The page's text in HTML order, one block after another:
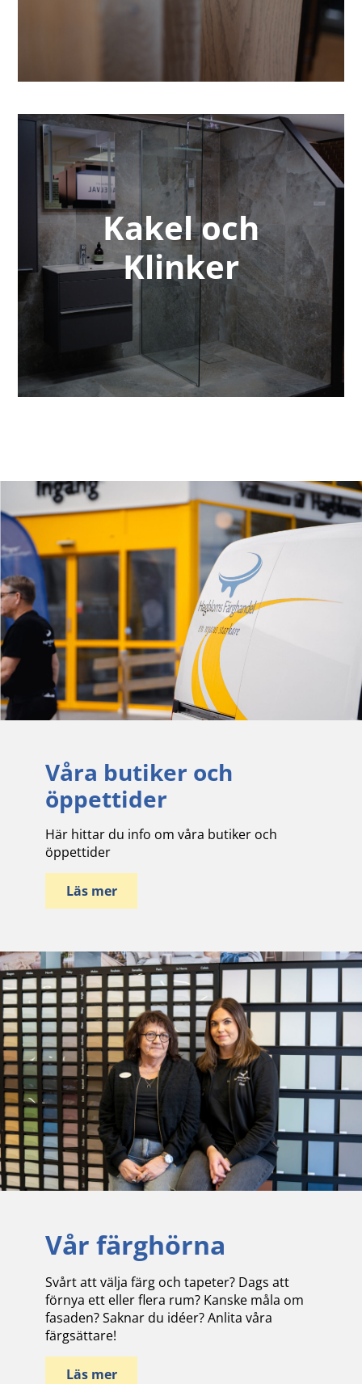
Kakel och
Klinker
Våra butiker och
öppettider
Här hittar du info om våra butiker och
öppettider
Läs mer
Vår färghörna
Svårt att välja färg och tapeter? Dags att
förnya ett eller flera rum? Kanske måla om
fasaden? Saknar du idéer? Anlita våra
färgsättare!
Läs mer